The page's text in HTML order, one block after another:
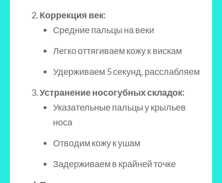
Коррекция век:
Средние пальцы на веки
Легко оттягиваем кожу к вискам
Удерживаем 5 секунд, расслабляем
Устранение носогубных складок:
Указательные пальцы у крыльев
носа
Отводим кожу к ушам
Задерживаем в крайней точке